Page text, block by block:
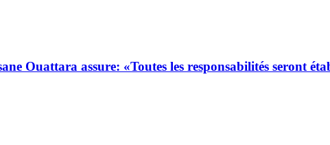
Ouattara assure: «Toutes les responsabilités seront